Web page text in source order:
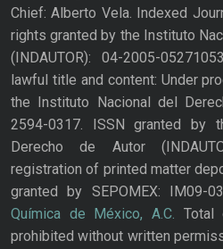
Chief: Alberto Vela. Indexed
rights granted by the Instituto
(INDAUTOR): 04-2005-
lawful title and content: Under
the Instituto Nacional del
2594-0317. ISSN granted by
Derecho de Autor
registration of printed matter
granted by SEPOMEX: IM09-
Química de México, A.C. Total
prohibited without written